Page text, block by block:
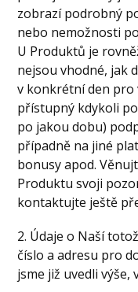
zobrazí podrobný
nebo nemožnosti
U Produktů je
nejsou vhodné, jak
v konkrétní den pro
přístupný kdykoli
po jakou dobu)
případně na jiné
bonusy apod.
Produktu svoji
kontaktujte ještě
2. Údaje o Naší
číslo a adresu pro
jsme již uvedli výše,